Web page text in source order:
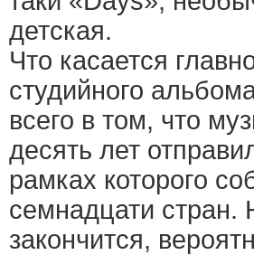
детская.
Что касается
студийного
всего в том, что
десять лет
рамках которого
семнадцати стран.
закончится,